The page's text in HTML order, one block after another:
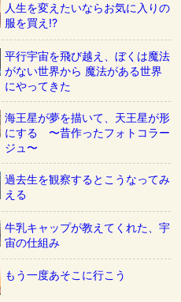
人生を変えたいならお気に入りの
服を買え!?
平行宇宙を飛び越え、ぼくは魔法
がない世界から 魔法がある世界
にやってきた
海王星が夢を描いて、天王星が形
にする 〜昔作ったフォトコラー
ジュ〜
過去生を観察するとこうなってみ
える
牛乳キャップが教えてくれた、宇
宙の仕組み
もう一度あそこに行こう